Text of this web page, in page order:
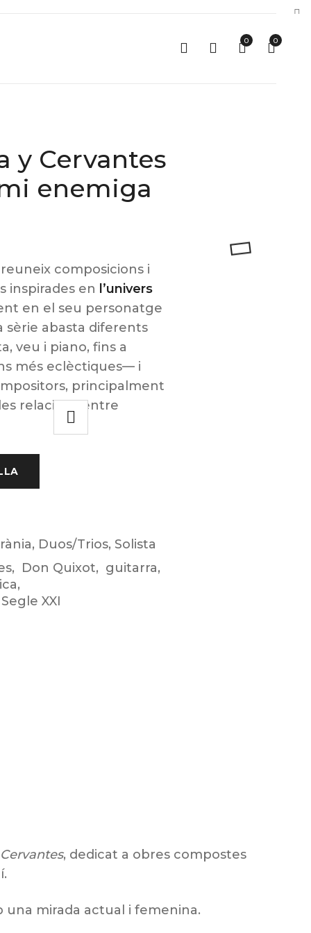
0
0
y Cervantes
enemiga
composicions i
inspirades en l’univers
en el seu personatge
sèrie abasta diferents
veu i piano, fins a
més eclèctiques— i
principalment
relacions entre
, Duos/Trios, Solista
, Don Quixot, guitarra,
,
XXI
, dedicat a obres compostes
mirada actual i femenina.